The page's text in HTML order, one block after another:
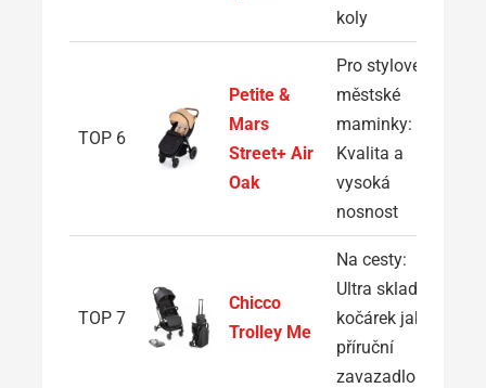
koly
TOP 6
Petite &
Mars
Street+ Air
Oak
Pro stylové
městské
maminky:
Kvalita a
vysoká
nosnost
TOP 7
Chicco
Trolley Me
Na cesty:
Ultra skladný
kočárek jako
příruční
zavazadlo